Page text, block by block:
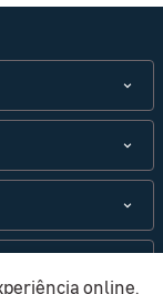
online.